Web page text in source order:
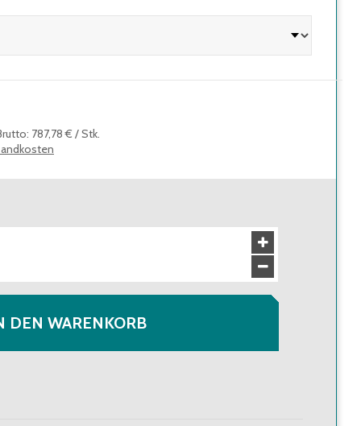
: 787,78 € /Stk.
DEN WARENKORB